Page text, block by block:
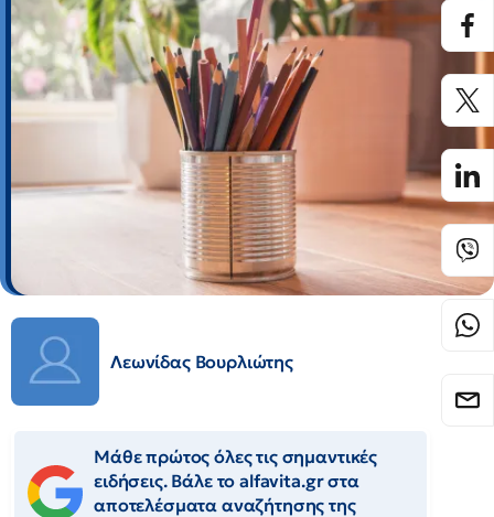
Λεωνίδας Βουρλιώτης
Μάθε πρώτος όλες τις σημαντικές
ειδήσεις. Βάλε το alfavita.gr στα
αποτελέσματα αναζήτησης της